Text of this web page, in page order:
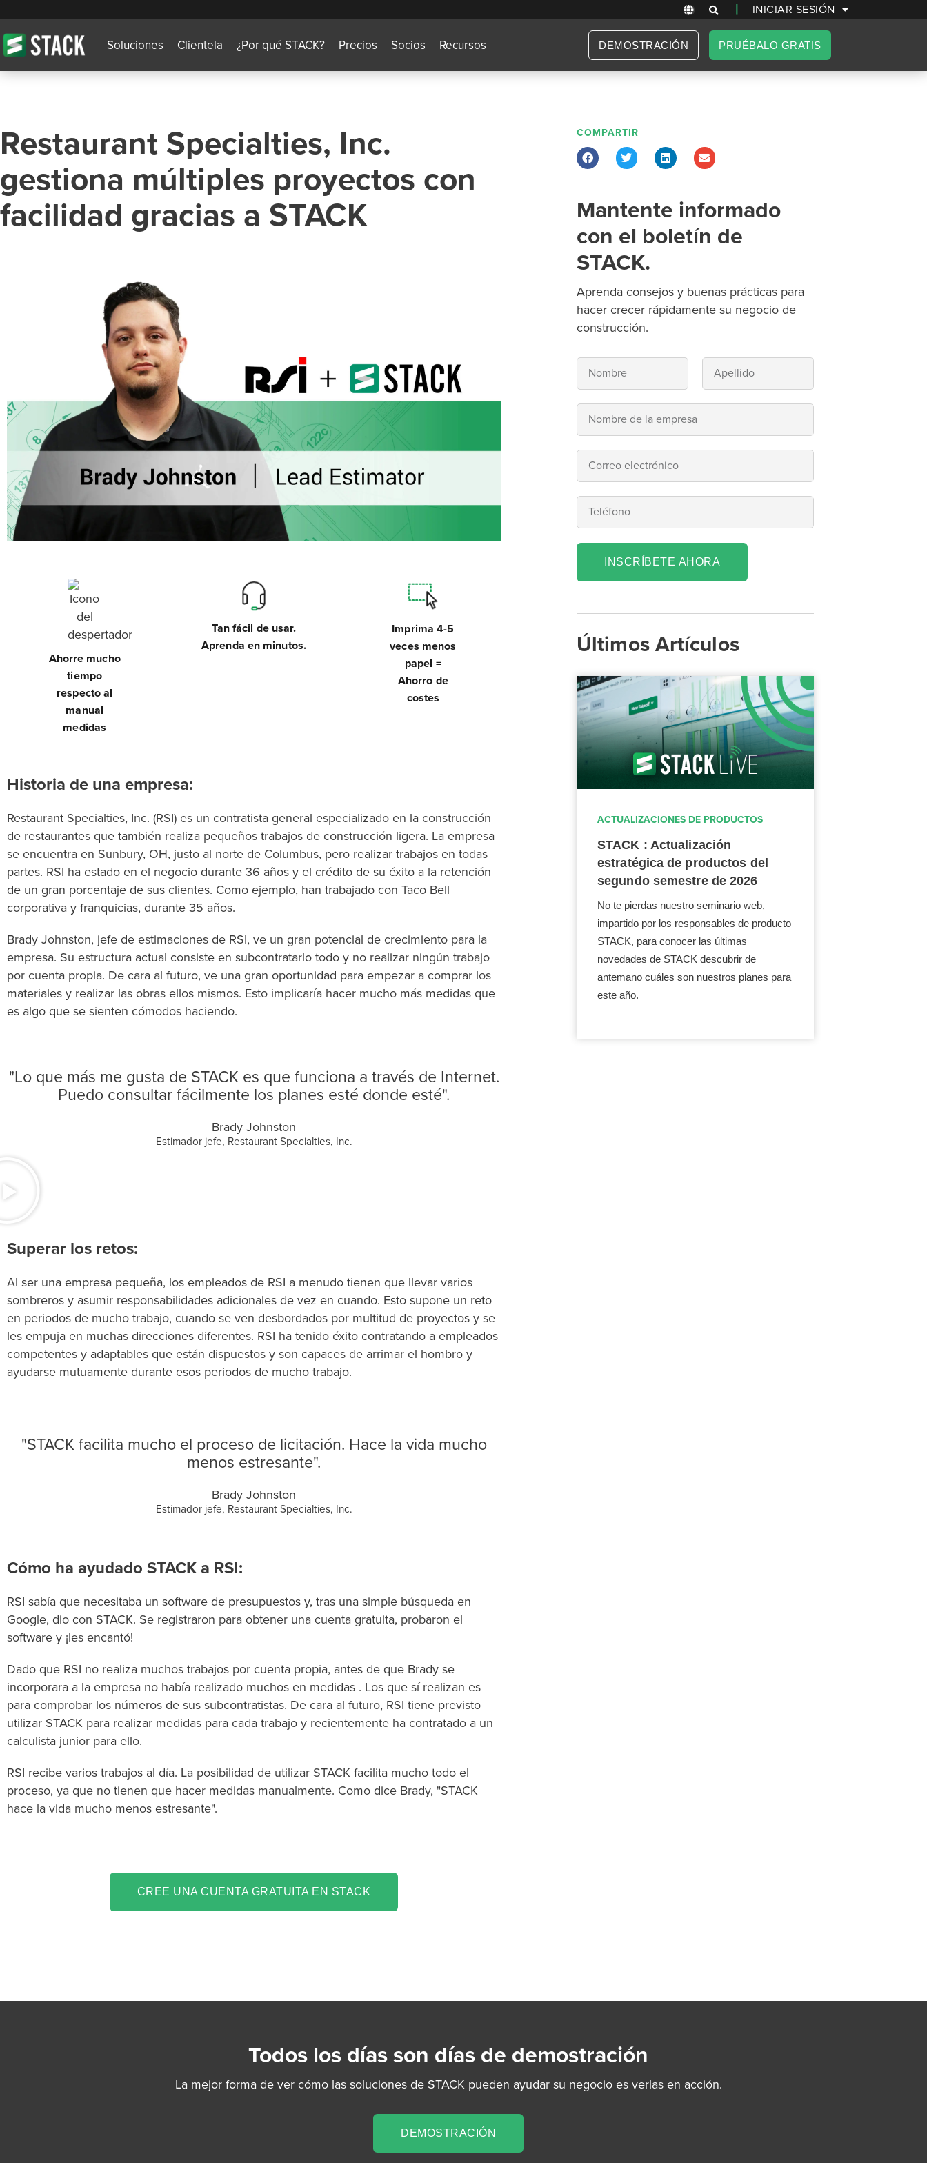
| INICIAR SESIÓN
Soluciones Clientela ¿Por qué STACK? Precios Socios Recursos DEMOSTRACIÓN PRUÉBALO GRATIS
Restaurant Specialties, Inc.
gestiona múltiples proyectos con
facilidad gracias a STACK
Ahorre mucho
tiempo
respecto al
manual
medidas
Tan fácil de usar.
Aprenda en minutos.
Imprima 4-5
veces menos
papel =
Ahorro de
costes
Historia de una empresa:
Restaurant Specialties, Inc. (RSI) es un contratista general especializado en la construcción
de restaurantes que también realiza pequeños trabajos de construcción ligera. La empresa
se encuentra en Sunbury, OH, justo al norte de Columbus, pero realizar trabajos en todas
partes. RSI ha estado en el negocio durante 36 años y el crédito de su éxito a la retención
de un gran porcentaje de sus clientes. Como ejemplo, han trabajado con Taco Bell
corporativa y franquicias, durante 35 años.
Brady Johnston, jefe de estimaciones de RSI, ve un gran potencial de crecimiento para la
empresa. Su estructura actual consiste en subcontratarlo todo y no realizar ningún trabajo
por cuenta propia. De cara al futuro, ve una gran oportunidad para empezar a comprar los
materiales y realizar las obras ellos mismos. Esto implicaría hacer mucho más medidas que
es algo que se sienten cómodos haciendo.
"Lo que más me gusta de STACK es que funciona a través de Internet.
Puedo consultar fácilmente los planes esté donde esté".
Brady Johnston
Estimador jefe, Restaurant Specialties, Inc.
Superar los retos:
Al ser una empresa pequeña, los empleados de RSI a menudo tienen que llevar varios
sombreros y asumir responsabilidades adicionales de vez en cuando. Esto supone un reto
en periodos de mucho trabajo, cuando se ven desbordados por multitud de proyectos y se
les empuja en muchas direcciones diferentes. RSI ha tenido éxito contratando a empleados
competentes y adaptables que están dispuestos y son capaces de arrimar el hombro y
ayudarse mutuamente durante esos periodos de mucho trabajo.
"STACK facilita mucho el proceso de licitación. Hace la vida mucho
menos estresante".
Brady Johnston
Estimador jefe, Restaurant Specialties, Inc.
Cómo ha ayudado STACK a RSI:
RSI sabía que necesitaba un software de presupuestos y, tras una simple búsqueda en
Google, dio con STACK. Se registraron para obtener una cuenta gratuita, probaron el
software y ¡les encantó!
Dado que RSI no realiza muchos trabajos por cuenta propia, antes de que Brady se
incorporara a la empresa no había realizado muchos en medidas . Los que sí realizan es
para comprobar los números de sus subcontratistas. De cara al futuro, RSI tiene previsto
utilizar STACK para realizar medidas para cada trabajo y recientemente ha contratado a un
calculista junior para ello.
RSI recibe varios trabajos al día. La posibilidad de utilizar STACK facilita mucho todo el
proceso, ya que no tienen que hacer medidas manualmente. Como dice Brady, "STACK
hace la vida mucho menos estresante".
CREE UNA CUENTA GRATUITA EN STACK
COMPARTIR
Mantente informado
con el boletín de
STACK.
Aprenda consejos y buenas prácticas para
hacer crecer rápidamente su negocio de
construcción.
INSCRÍBETE AHORA
Últimos Artículos
ACTUALIZACIONES DE PRODUCTOS
STACK : Actualización
estratégica de productos del
segundo semestre de 2026
No te pierdas nuestro seminario web,
impartido por los responsables de producto
STACK, para conocer las últimas
novedades de STACK descubrir de
antemano cuáles son nuestros planes para
este año.
Todos los días son días de demostración
La mejor forma de ver cómo las soluciones de STACK pueden ayudar su negocio es verlas en acción.
DEMOSTRACIÓN